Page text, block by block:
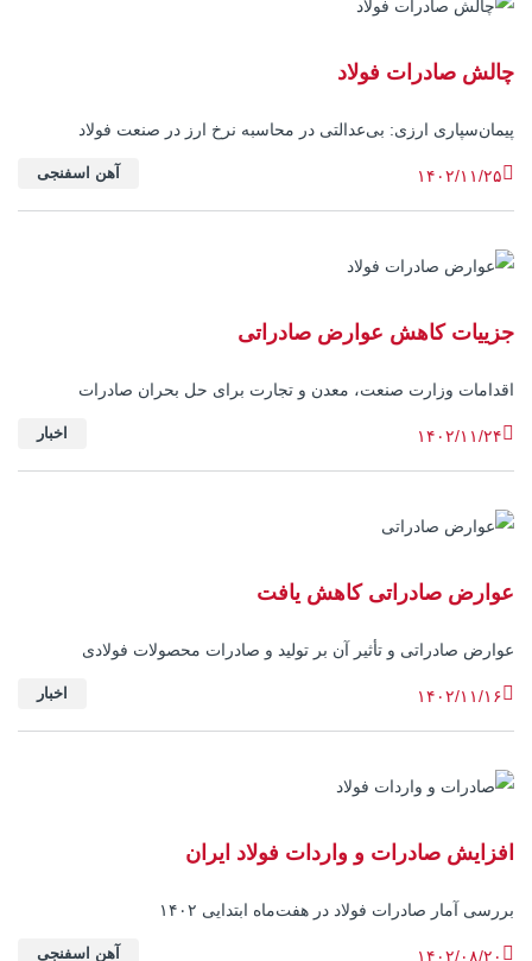
چالش صادرات فولاد
پیمان‌سپاری ارزی: بی‌عدالتی در محاسبه نرخ ارز در صنعت فولاد
۱۴۰۲/۱۱/۲۵ آهن اسفنجی
جزییات کاهش عوارض صادراتی
اقدامات وزارت صنعت، معدن و تجارت برای حل بحران صادرات
۱۴۰۲/۱۱/۲۴ اخبار
عوارض صادراتی کاهش یافت
عوارض صادراتی و تأثیر آن بر تولید و صادرات محصولات فولادی
۱۴۰۲/۱۱/۱۶ اخبار
افزایش صادرات و واردات فولاد ایران
بررسی آمار صادرات فولاد در هفت‌ماه ابتدایی ۱۴۰۲
۱۴۰۲/۰۸/۲۰ آهن اسفنجی